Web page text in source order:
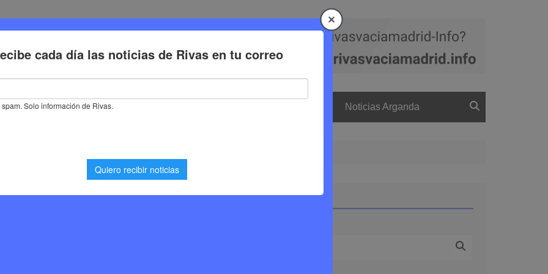
Deporte Cultura Trabajo Noticias Arganda
de Rivas